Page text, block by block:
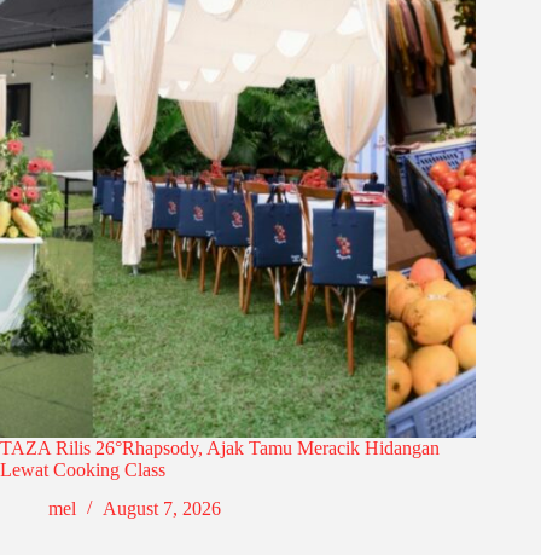
TAZA Rilis 26°Rhapsody, Ajak Tamu Meracik Hidangan
Lewat Cooking Class
mel
August 7, 2026